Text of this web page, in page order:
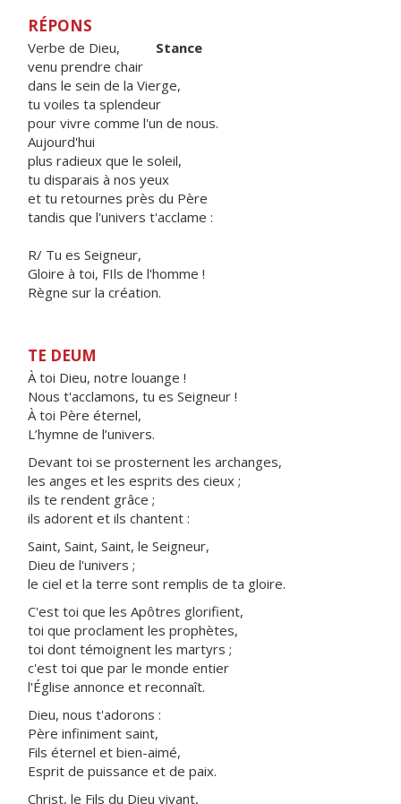
RÉPONS
Verbe de Dieu, Stance
venu prendre chair
dans le sein de la Vierge,
tu voiles ta splendeur
pour vivre comme l'un de nous.
Aujourd'hui
plus radieux que le soleil,
tu disparais à nos yeux
et tu retournes près du Père
tandis que l'univers t'acclame :
R/ Tu es Seigneur,
Gloire à toi, FIls de l'homme !
Règne sur la création.
TE DEUM
À toi Dieu, notre louange !
Nous t'acclamons, tu es Seigneur !
À toi Père éternel,
L’hymne de l’univers.
Devant toi se prosternent les archanges,
les anges et les esprits des cieux ;
ils te rendent grâce ;
ils adorent et ils chantent :
Saint, Saint, Saint, le Seigneur,
Dieu de l'univers ;
le ciel et la terre sont remplis de ta gloire.
C'est toi que les Apôtres glorifient,
toi que proclament les prophètes,
toi dont témoignent les martyrs ;
c'est toi que par le monde entier
l'Église annonce et reconnaît.
Dieu, nous t'adorons :
Père infiniment saint,
Fils éternel et bien-aimé,
Esprit de puissance et de paix.
Christ, le Fils du Dieu vivant,